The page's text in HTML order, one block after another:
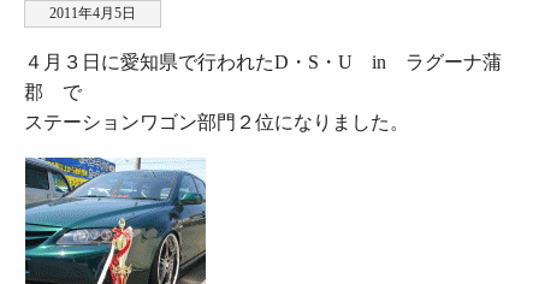
2011年4月5日
４月３日に愛知県で行われたD・S・U in ラグーナ蒲
郡 で
ステーションワゴン部門２位になりました。